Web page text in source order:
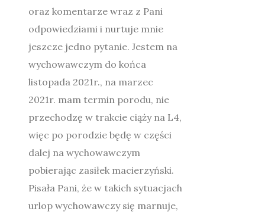
oraz komentarze wraz z Pani
odpowiedziami i nurtuje mnie
jeszcze jedno pytanie. Jestem na
wychowawczym do końca
listopada 2021r., na marzec
2021r. mam termin porodu, nie
przechodzę w trakcie ciąży na L4,
więc po porodzie będę w części
dalej na wychowawczym
pobierając zasiłek macierzyński.
Pisała Pani, że w takich sytuacjach
urlop wychowawczy się marnuje,